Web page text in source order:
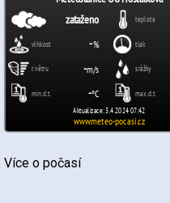
Více o počasí